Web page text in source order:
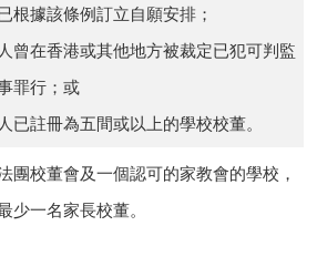
根據該條例訂立自願安排；
曾在香港或其他地方被裁定已犯可判監
罪行；或
已註冊為五間或以上的學校校董。
團校董會及一個認可的家教會的學校，
少一名家長校董。